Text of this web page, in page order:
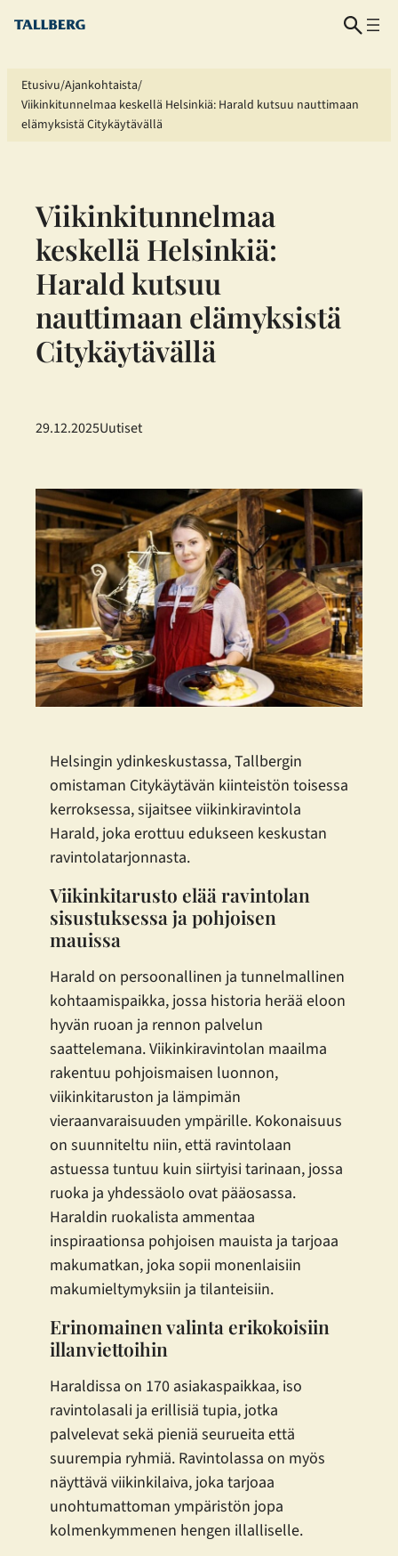
Siirry
Etusivu Ajankohtaista
Viikinkitunnelmaa keskellä Helsinkiä: Harald kutsuu nauttimaan
elämyksistä Citykäytävällä
Viikinkitunnelmaa
keskellä Helsinkiä:
Harald kutsuu
nauttimaan elämyksistä
Citykäytävällä
29.12.2025Uutiset
Helsingin ydinkeskustassa, Tallbergin
omistaman Citykäytävän kiinteistön toisessa
kerroksessa, sijaitsee viikinkiravintola
Harald, joka erottuu edukseen keskustan
ravintolatarjonnasta.
Viikinkitarusto elää ravintolan
sisustuksessa ja pohjoisen
mauissa
Harald on persoonallinen ja tunnelmallinen
kohtaamispaikka, jossa historia herää eloon
hyvän ruoan ja rennon palvelun
saattelemana. Viikinkiravintolan maailma
rakentuu pohjoismaisen luonnon,
viikinkitaruston ja lämpimän
vieraanvaraisuuden ympärille. Kokonaisuus
on suunniteltu niin, että ravintolaan
astuessa tuntuu kuin siirtyisi tarinaan, jossa
ruoka ja yhdessäolo ovat pääosassa.
Haraldin ruokalista ammentaa
inspiraationsa pohjoisen mauista ja tarjoaa
makumatkan, joka sopii monenlaisiin
makumieltymyksiin ja tilanteisiin.
Erinomainen valinta erikokoisiin
illanviettoihin
Haraldissa on 170 asiakaspaikkaa, iso
ravintolasali ja erillisiä tupia, jotka
palvelevat sekä pieniä seurueita että
suurempia ryhmiä. Ravintolassa on myös
näyttävä viikinkilaiva, joka tarjoaa
unohtumattoman ympäristön jopa
kolmenkymmenen hengen illalliselle.